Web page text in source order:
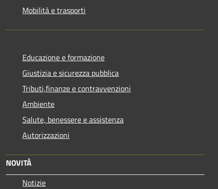
Mobilità e trasporti
Educazione e formazione
Giustizia e sicurezza pubblica
Tributi,finanze e contravvenzioni
Ambiente
Salute, benessere e assistenza
Autorizzazioni
NOVITÀ
Notizie